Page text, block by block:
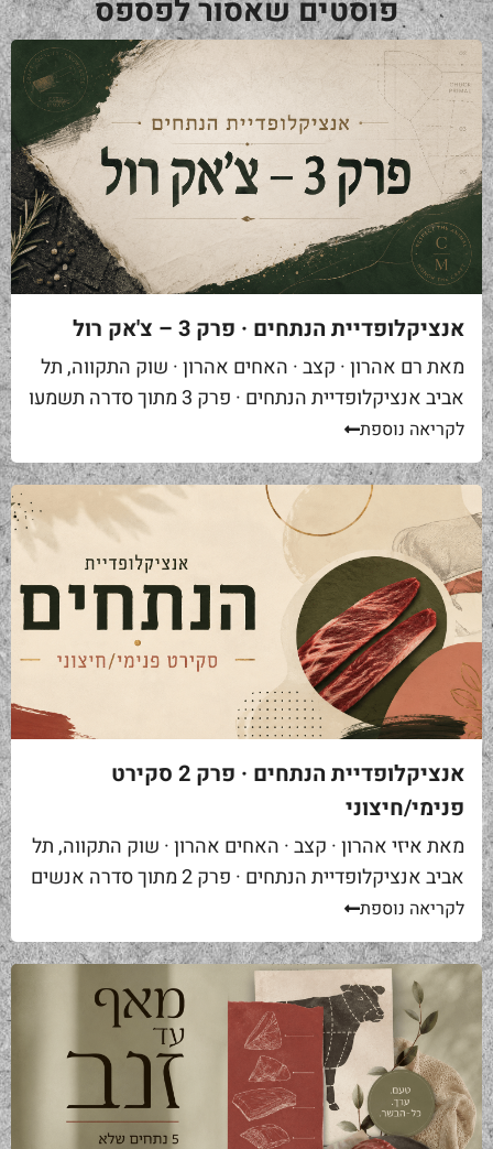
פוסטים שאסור לפספס
אנציקלופדיית הנתחים · פרק 3 – צ'אק רול
מאת רם אהרון · קצב · האחים אהרון · שוק התקווה, תל
אביב אנציקלופדיית הנתחים · פרק 3 מתוך סדרה תשמעו
סיפור. אתם באים לאחת ממסעדות הבשר הטובות...
לקריאה נוספת
אנציקלופדיית הנתחים · פרק 2 סקירט
פנימי/חיצוני
מאת איזי אהרון · קצב · האחים אהרון · שוק התקווה, תל
אביב אנציקלופדיית הנתחים · פרק 2 מתוך סדרה אנשים
באים אליי בקצביה ומבקשים "סקירט". שאלה ראשונה...
לקריאה נוספת